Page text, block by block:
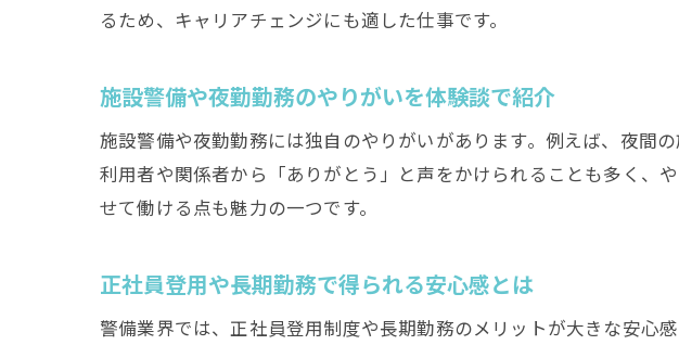
福岡の警備求
施設警備で収
福岡で夜勤警
るため、キャリアチェンジにも適した仕事です。
施設警備や夜勤勤務のやりがいを体験談で紹介
施設警備や夜勤勤務には独自のやりがいがあります。例えば、夜間
利用者や関係者から「ありがとう」と声をかけられることも多く、
せて働ける点も魅力の一つです。
正社員登用や長期勤務で得られる安心感とは
警備業界では、正社員登用制度や長期勤務のメリットが大きな安心